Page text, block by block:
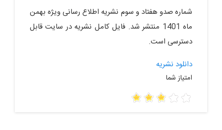
شماره صدو هفتاد و سوم نشریه اطلاع رسانی ویژه بهمن
ماه 1401 منتشر شد. فایل کامل نشریه در سایت قابل
دسترسی است.
دانلود نشریه
امتیاز شما